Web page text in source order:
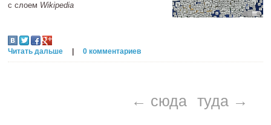
с слоем Wikipedia
Читать дальше |0 комментариев
← сюда туда →